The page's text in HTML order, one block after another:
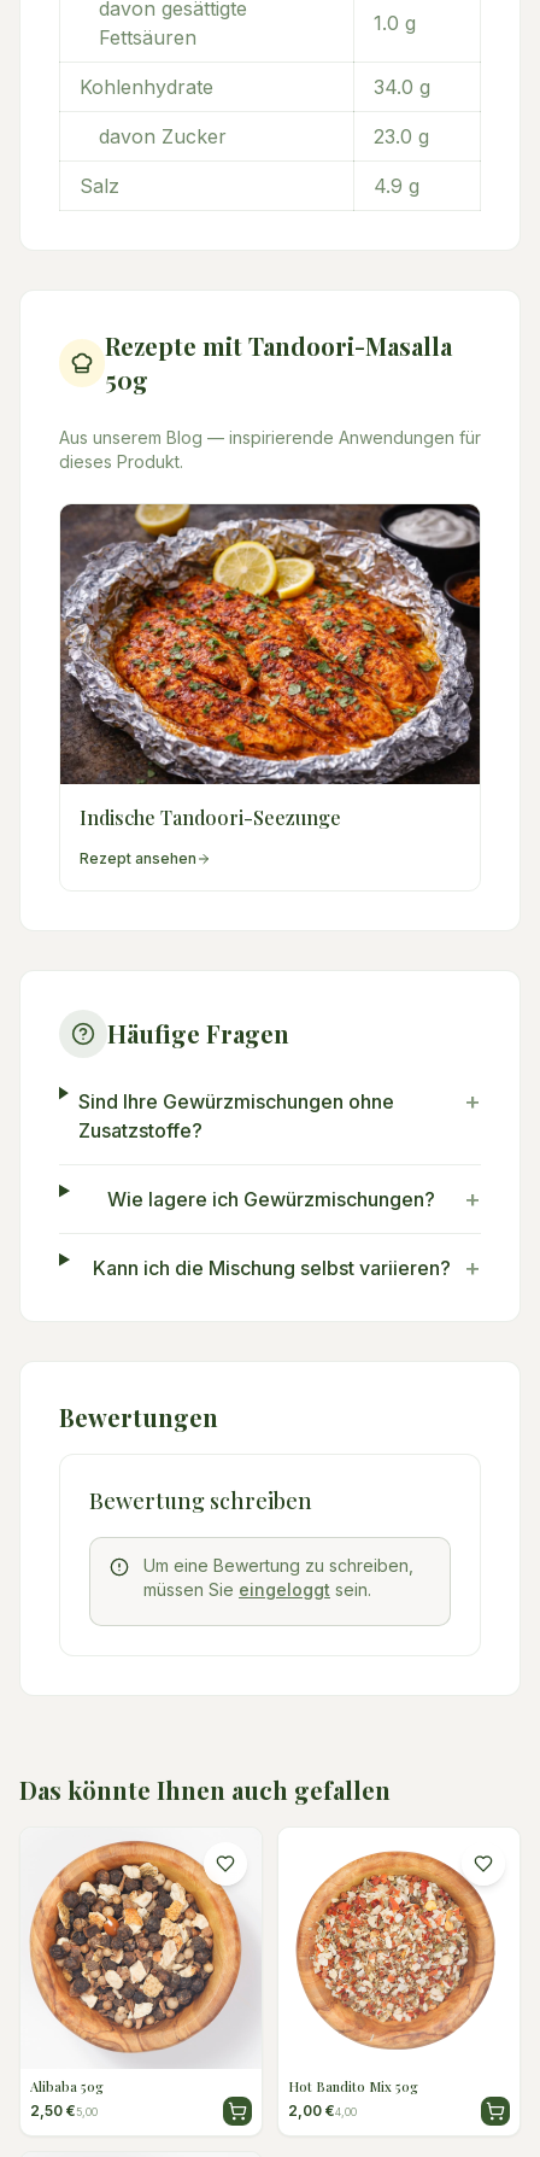
davon gesättigte
Fettsäuren
1.0 g
Kohlenhydrate 34.0 g
davon Zucker 23.0 g
Salz 4.9 g
Rezepte mitTandoori-Masalla
50g
Aus unserem Blog — inspirierende Anwendungen für
dieses Produkt.
Indische Tandoori-Seezunge
Rezept ansehen
Häufige Fragen
Sind Ihre Gewürzmischungen ohne
Zusatzstoffe?
+
Wie lagere ich Gewürzmischungen? +
Kann ich die Mischung selbst variieren? +
Bewertungen
Bewertung schreiben
Um eine Bewertung zu schreiben,
müssen Sie eingeloggt sein.
Das könnte Ihnen auch gefallen
Alibaba 50g
2,50 €5,00
Hot Bandito Mix 50g
2,00 €4,00